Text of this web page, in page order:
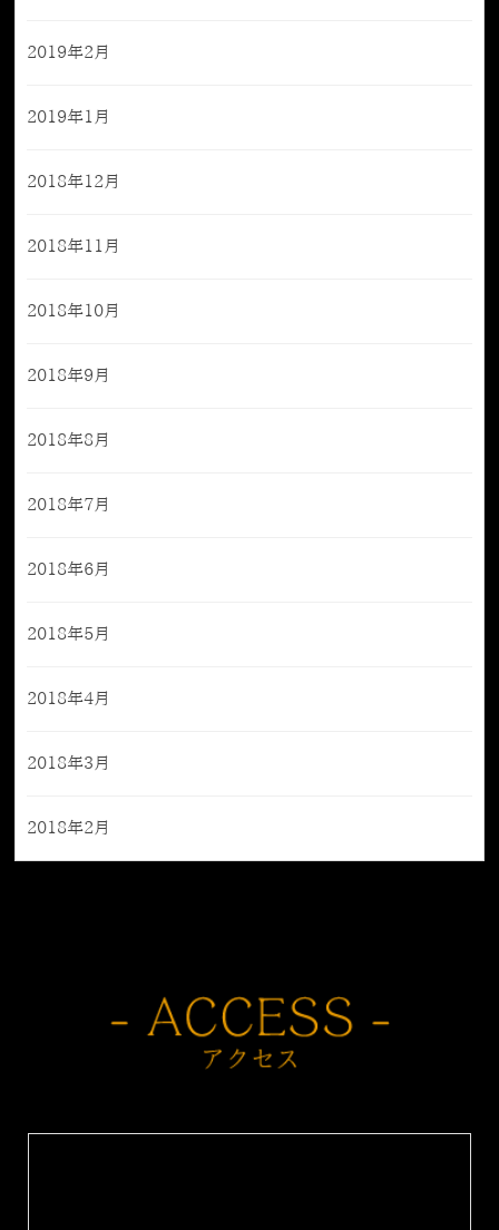
2019年2月
2019年1月
2018年12月
2018年11月
2018年10月
2018年9月
2018年8月
2018年7月
2018年6月
2018年5月
2018年4月
2018年3月
2018年2月